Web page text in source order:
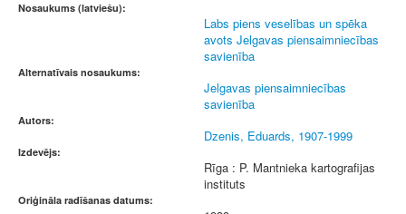
Nosaukums (latviešu):
Labs piens veselības un spēka
avots Jelgavas piensaimniecības
savienība
Alternatīvais nosaukums:
Jelgavas piensaimniecības
savienība
Autors:
Dzenis, Eduards, 1907-1999
Izdevējs:
Rīga : P. Mantnieka kartografijas
instituts
Oriģināla radīšanas datums: